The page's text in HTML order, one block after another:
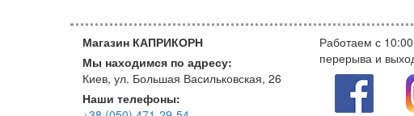
Магазин КАПРИКОРН
Мы находимся по адресу:
Киев, ул. Большая Васильковская, 26
Наши телефоны:
Работаем с
перерыва и